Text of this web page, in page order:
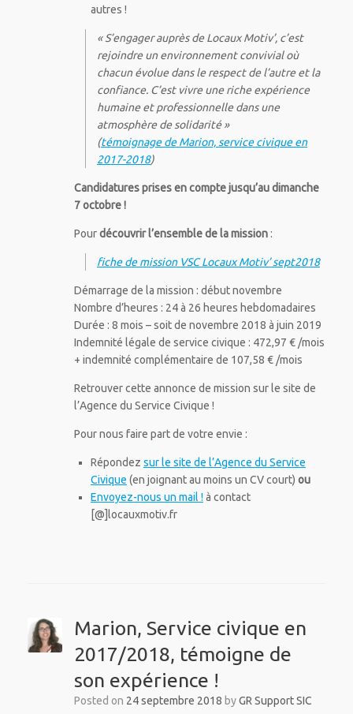
autres !
« S’engager auprès de Locaux Motiv’, c’est
rejoindre un environnement convivial où
chacun évolue dans le respect de l’autre et la
confiance. C’est vivre une riche expérience
humaine et professionnelle dans une
atmosphère de solidarité »
(témoignage de Marion, service civique en
2017-2018)
Candidatures prises en compte jusqu’au dimanche
7 octobre !
Pourdécouvrir l’ensemble de la mission:
fiche de mission VSC Locaux Motiv’ sept2018
Démarrage de la mission : début novembre
Nombre d’heures : 24 à 26 heures hebdomadaires
Durée : 8 mois – soit de novembre 2018 à juin 2019
Indemnité légale de service civique : 472,97 € /mois
+ indemnité complémentaire de 107,58 € /mois
Retrouver cette annonce de mission sur le site de
l’Agence du Service Civique !
Pour nous faire part de votre envie :
Répondez sur le site de l’Agence du Service
Civique (en joignant au moins un CV court) ou
Envoyez-nous un mail !à contact
[@]locauxmotiv.fr
Marion, Service civique en
2017/2018, témoigne de
son expérience !
Posted on 24 septembre 2018 byGR Support SIC